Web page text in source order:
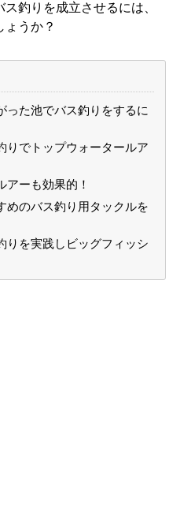
釣りを成立させるには、
ょうか？
った池でバス釣りをするに
りでトップウォータールア
アーも効果的！
めのバス釣り用タックルを
りを実践しビッグフィッシ